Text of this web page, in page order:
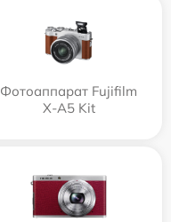
Фотоаппарат Fujifilm
X-A5 Kit